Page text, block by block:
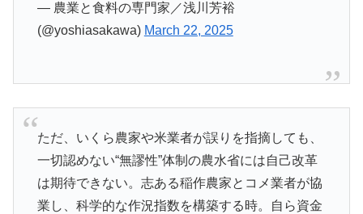
— 農業と食料の専門家／浅川芳裕
(@yoshiasakawa) March 22, 2025
ただ、いくら農家や米業者が誤りを指摘しても、
一切認めない“無謬性”体制の農水省には自己改革
は期待できない。志ある稲作農家とコメ業者が協
業し、科学的な作況指数を構築する時。自ら資金